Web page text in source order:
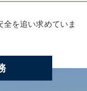
を追い求めていま